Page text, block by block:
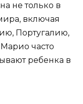
не только в
включая
Португалию,
часто
ребенка в